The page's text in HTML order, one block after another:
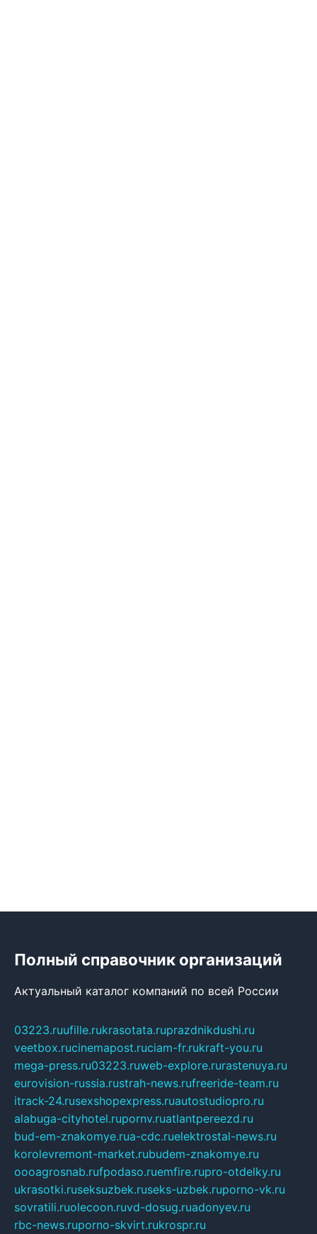
Полный справочник организаций
Актуальный каталог компаний по всей России
03223.ruufille.rukrasotata.ruprazdnikdushi.ru
veetbox.rucinemapost.ruciam-fr.rukraft-you.ru
mega-press.ru03223.ruweb-explore.rurastenuya.ru
eurovision-russia.rustrah-news.rufreeride-team.ru
itrack-24.rusexshopexpress.ruautostudiopro.ru
alabuga-cityhotel.rupornv.ruatlantpereezd.ru
bud-em-znakomye.rua-cdc.ruelektrostal-news.ru
korolevremont-market.rubudem-znakomye.ru
oooagrosnab.rufpodaso.ruemfire.rupro-otdelky.ru
ukrasotki.ruseksuzbek.ruseks-uzbek.ruporno-vk.ru
sovratili.ruolecoon.ruvd-dosug.ruadonyev.ru
rbc-news.ruporno-skvirt.rukrospr.ru